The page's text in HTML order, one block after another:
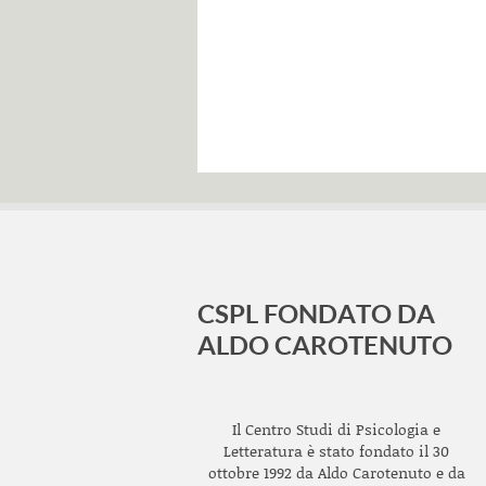
CSPL FONDATO DA
ALDO CAROTENUTO
Il Centro Studi di Psicologia e
Letteratura è stato fondato il 30
ottobre 1992 da Aldo Carotenuto e da